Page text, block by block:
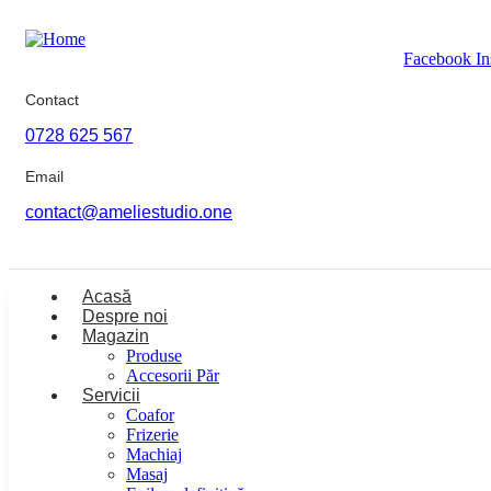
Facebook
Contact
0728 625 567
Email
contact@ameliestudio.one
Acasă
Despre noi
Magazin
Produse
Accesorii Păr
Servicii
Coafor
Frizerie
Machiaj
Masaj